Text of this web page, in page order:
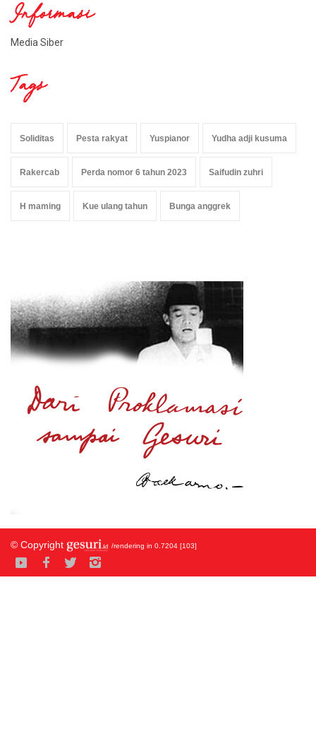
Informasi
Media Siber
Tags
Soliditas Pesta rakyat Yuspianor Yudha adji kusuma
Rakercab Perda nomor 6 tahun 2023 Saifudin zuhri
H maming Kue ulang tahun Bunga anggrek
© Copyright /rendering in 0.7204 [103]